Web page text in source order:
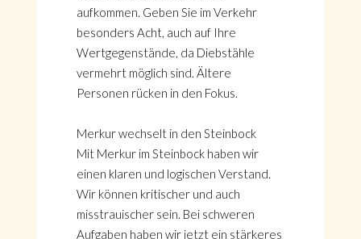
aufkommen. Geben Sie im Verkehr
besonders Acht, auch auf Ihre
Wertgegenstände, da Diebstähle
vermehrt möglich sind. Ältere
Personen rücken in den Fokus.
Merkur wechselt in den Steinbock
Mit Merkur im Steinbock haben wir
einen klaren und logischen Verstand.
Wir können kritischer und auch
misstrauischer sein. Bei schweren
Aufgaben haben wir jetzt ein stärkeres